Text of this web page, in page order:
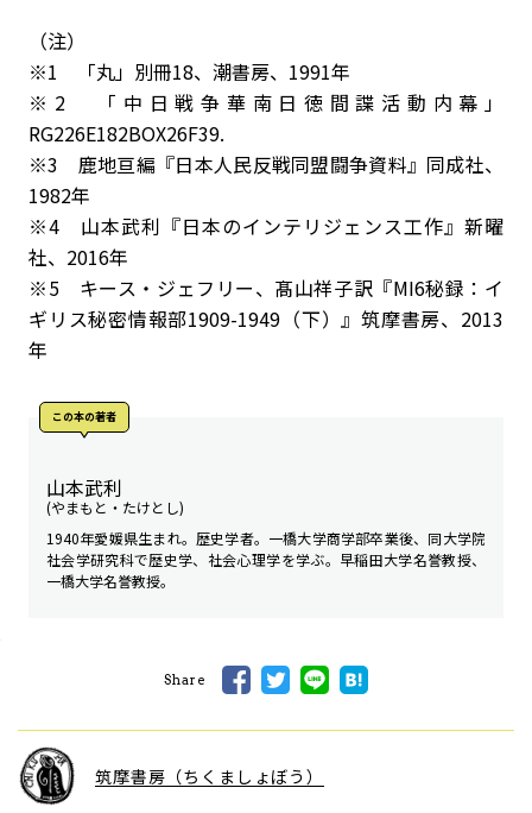
（注）
※1 「丸」別冊18、潮書房、 1991年
※ 2
「中日戦争華南日徳間諜活動内幕」
RG226E182BOX26F39.
※3 鹿地亘編『日本人民反戦同盟闘争資料』同成社、
1982年
※4 山本武利『日本のインテリジェンス工作』新曜
社、 2016年
※5キース・ジェフリー、髙山祥子訳『MI6秘録：イ
ギリス秘密情報部1909-1949 （下）』筑摩書房、 2013
年
この本の著者
山本武利
(やまもと・たけとし)
1940年愛媛県生まれ。歴史学者。一橋大学商学部卒業後、同大学院
社会学研究科で歴史学、社会心理学を学ぶ。早稲田大学名誉教授、
一橋大学名誉教授。
Share
筑摩書房（ちくましょぼう）